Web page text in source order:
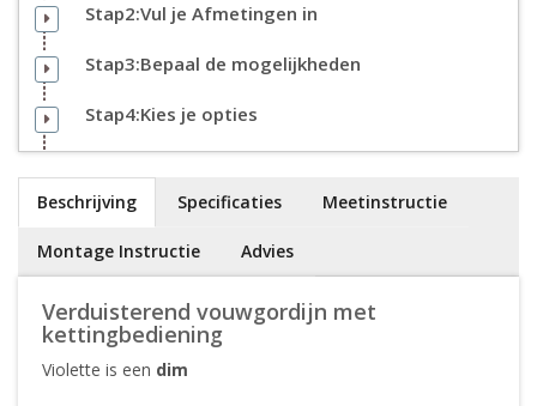
Stap2:Vul je Afmetingen in
Stap3:Bepaal de mogelijkheden
Stap4:Kies je opties
Beschrijving Specificaties Meetinstructie
Montage Instructie Advies
Verduisterend vouwgordijn met
kettingbediening
Violette is een dim